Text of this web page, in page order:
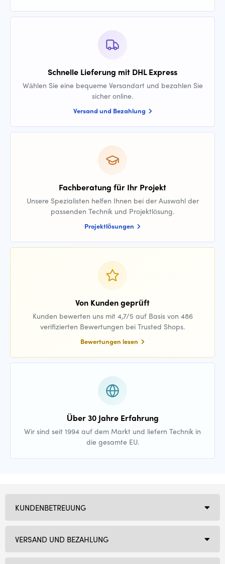
Schnelle Lieferung mit DHL Express
Wählen Sie eine bequeme Versandart und bezahlen Sie
sicher online.
Versand und Bezahlung
Fachberatung für Ihr Projekt
Unsere Spezialisten helfen Ihnen bei der Auswahl der
passenden Technik und Projektlösung.
Projektlösungen
Von Kunden geprüft
Kunden bewerten uns mit 4,7/5 auf Basis von 486
verifizierten Bewertungen bei Trusted Shops.
Bewertungen lesen
Über 30 Jahre Erfahrung
Wir sind seit 1994 auf dem Markt und liefern Technik in
die gesamte EU.
KUNDENBETREUUNG
VERSAND UND BEZAHLUNG